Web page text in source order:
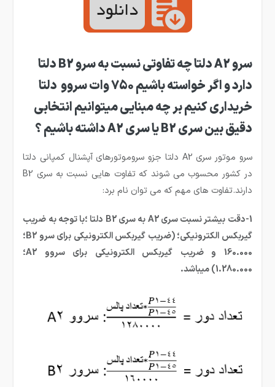
سرو A2 دلتا چه تفاوتی نسبت به سرو B2 دلتا
دارد و اگر خواسته باشیم 750 وات سروو دلتا
خریداری کنیم بر چه مبنایی میتوانیم انتخابی
دقیق بین سری B2 یا سری A2 داشته باشیم ؟
سرو موتور سری A2 دلتا جزو سروموتورهای آپشنال کمپانی دلتا
در کشور محسوب می شوند که تفاوت هایی نسبت به سری B2
دارند.تفاوت های مهم که می توان نام برد:
1-دقت بیشتر نسبت سری A2 به سری B2 دلتا ؛با توجه به ضریب
گیربکس الکترونیکی؛ (ضریب گیربکس الکترونیکی برای سرو B2؛
160.000 و ضریب گیربکس الکترونیکی برای سروو A2؛
1.280.000) میباشد.